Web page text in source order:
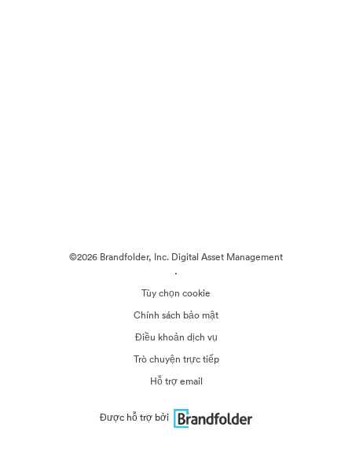
©2026 Brandfolder, Inc. Digital Asset Management
·
Tùy chọn cookie
Chính sách bảo mật
Điều khoản dịch vụ
Trò chuyện trực tiếp
Hỗ trợ email
Được hỗ trợ bởi